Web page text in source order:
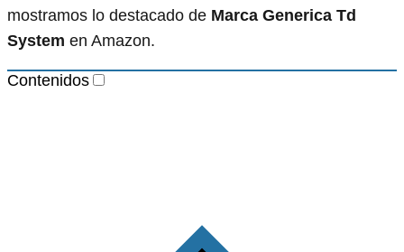
mostramos lo destacado de Marca Generica Td
System en Amazon.
Contenidos